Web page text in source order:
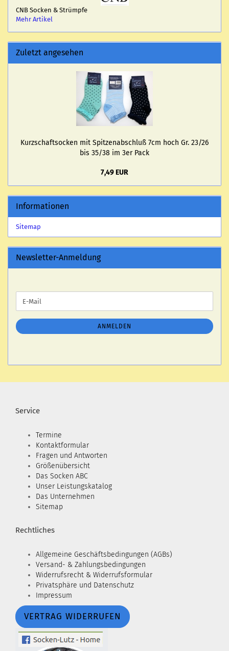
CNB Socken & Strümpfe
Mehr Artikel
Zuletzt angesehen
Kurz­schaftso­cken mit Spit­zen­ab­schluß 7cm hoch Gr. 23/26
bis 35/38 im 3er Pack
7,49 EUR
Informationen
Sitemap
Newsletter-Anmeldung
ZUR
ANMELDUNG
E-
Mail
ANMELDEN
Service
Termine
Kontaktformular
Fragen und Antworten
Größenübersicht
Das Socken ABC
Unser Leistungskatalog
Das Unternehmen
Sitemap
Rechtliches
Allgemeine Geschäftsbedingungen (AGBs)
Versand- & Zahlungsbedingungen
Widerrufsrecht & Widerrufsformular
Privatsphäre und Datenschutz
Impressum
VERTRAG WIDERRUFEN